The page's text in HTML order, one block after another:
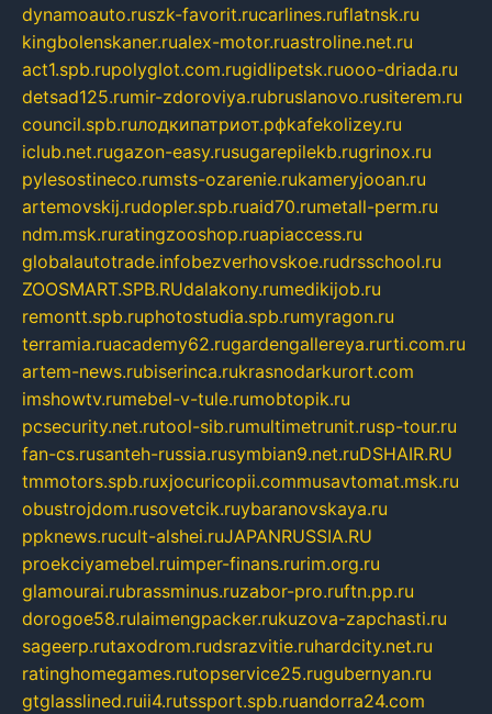
dynamoauto.ruszk-favorit.rucarlines.ruflatnsk.ru
kingbolenskaner.rualex-motor.ruastroline.net.ru
act1.spb.rupolyglot.com.rugidlipetsk.ruooo-driada.ru
detsad125.rumir-zdoroviya.rubruslanovo.rusiterem.ru
council.spb.ruлодкипатриот.рфkafekolizey.ru
iclub.net.rugazon-easy.rusugarepilekb.rugrinox.ru
pylesostineco.rumsts-ozarenie.rukameryjooan.ru
artemovskij.rudopler.spb.ruaid70.rumetall-perm.ru
ndm.msk.ruratingzooshop.ruapiaccess.ru
globalautotrade.infobezverhovskoe.rudrsschool.ru
ZOOSMART.SPB.RUdalakony.rumedikijob.ru
remontt.spb.ruphotostudia.spb.rumyragon.ru
terramia.ruacademy62.rugardengallereya.rurti.com.ru
artem-news.rubiserinca.rukrasnodarkurort.com
imshowtv.rumebel-v-tule.rumobtopik.ru
pcsecurity.net.rutool-sib.rumultimetrunit.rusp-tour.ru
fan-cs.rusanteh-russia.rusymbian9.net.ruDSHAIR.RU
tmmotors.spb.ruxjocuricopii.commusavtomat.msk.ru
obustrojdom.rusovetcik.ruybaranovskaya.ru
ppknews.rucult-alshei.ruJAPANRUSSIA.RU
proekciyamebel.ruimper-finans.rurim.org.ru
glamourai.rubrassminus.ruzabor-pro.ruftn.pp.ru
dorogoe58.rulaimengpacker.rukuzova-zapchasti.ru
sageerp.rutaxodrom.rudsrazvitie.ruhardcity.net.ru
ratinghomegames.rutopservice25.rugubernyan.ru
gtglasslined.ruii4.rutssport.spb.ruandorra24.com